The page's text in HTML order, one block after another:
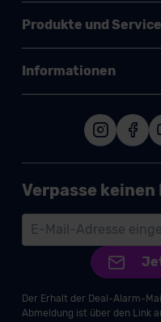
Produkte und
Informationen
Verpasse keinen
Der Erhalt der Deal-Alarm-
Abmeldung ist über den Link